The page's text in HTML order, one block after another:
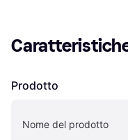
Prodotto
Nome del prodotto